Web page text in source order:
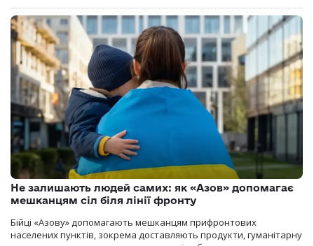
Не залишають людей самих: як «Азов» допомагає
мешканцям сіл біля лінії фронту
Бійці «Азову» допомагають мешканцям прифронтових
населених пунктів, зокрема доставляють продукти, гуманітарну